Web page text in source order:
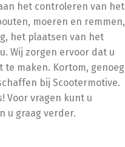
het controleren van het
moeren en remmen,
het plaatsen van het
Wij zorgen ervoor dat u
maken. Kortom, genoeg
bij Scootermotive.
Voor vragen kunt u
u graag verder.